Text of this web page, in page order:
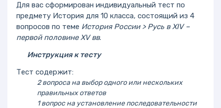
Для вас сформирован индивидуальный тест по
предмету История для 10 класса, состоящий из 4
вопросов по теме История России > Русь в XIV –
первой половине XV вв.
Инструкция к тесту
Тест содержит:
2 вопроса на выбор одного или нескольких
правильных ответов
1 вопрос на установление последовательности